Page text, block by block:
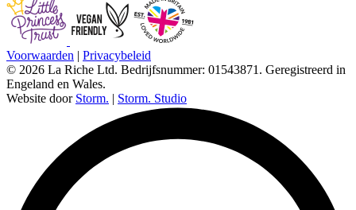
Voorwaarden | Privacybeleid
© 2026 La Riche Ltd. Bedrijfsnummer: 01543871. Geregistreerd in
Engeland en Wales.
Website door Storm. | Storm. Studio